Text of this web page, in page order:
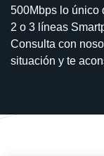
500Mbps lo único
2 o 3 líneas
Consulta con
situación y te